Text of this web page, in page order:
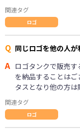
関連タグ
ロゴ
Q 同じロゴを他の人
A ロゴタンクで販売
を納品することは
タスとなり他の方
関連タグ
ロゴ